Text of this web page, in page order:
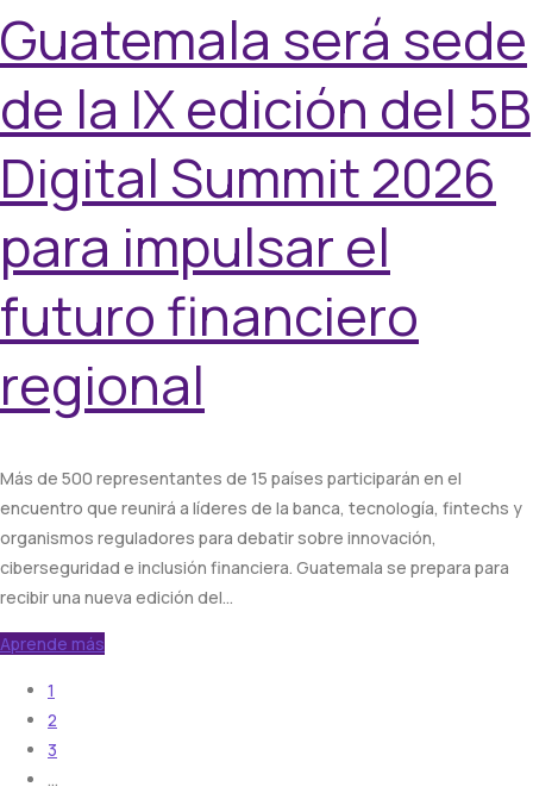
Guatemala será sede
de la IX edición del 5B
Digital Summit 2026
para impulsar el
futuro financiero
regional
Más de 500 representantes de 15 países participarán en el
encuentro que reunirá a líderes de la banca, tecnología, fintechs y
organismos reguladores para debatir sobre innovación,
ciberseguridad e inclusión financiera. Guatemala se prepara para
recibir una nueva edición del…
Aprende más
1
2
3
…